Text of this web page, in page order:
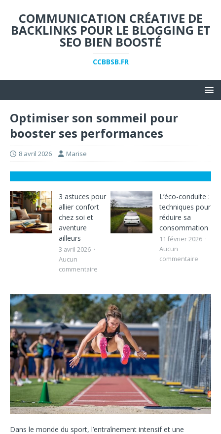
COMMUNICATION CRÉATIVE DE
BACKLINKS POUR LE BLOGGING ET
SEO BIEN BOOSTÉ
CCBBSB.FR
Optimiser son sommeil pour
booster ses performances
8 avril 2026 Marise
3 astuces pour
allier confort
chez soi et
aventure
ailleurs
3 avril 2026
Aucun
commentaire
L’éco-conduite :
techniques pour
réduire sa
consommation
11 février 2026
Aucun
commentaire
Dans le monde du sport, l’entraînement intensif et une